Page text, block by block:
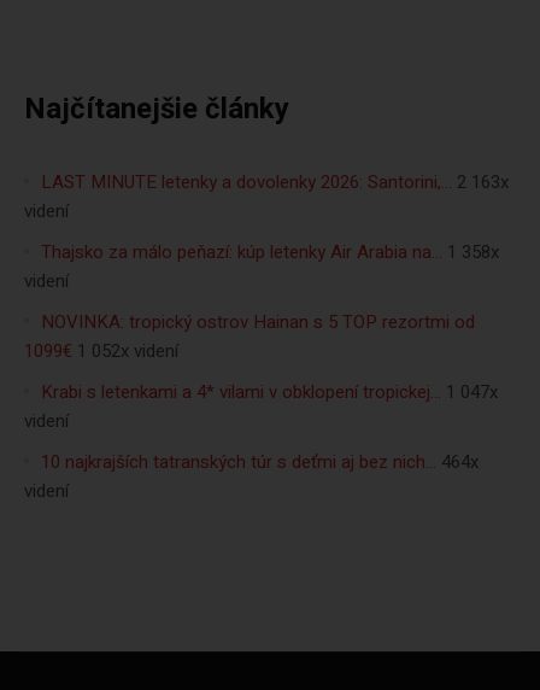
Najčítanejšie články
LAST MINUTE letenky a dovolenky 2026: Santorini,… 2 163x
videní
Thajsko za málo peňazí: kúp letenky Air Arabia na… 1 358x
videní
NOVINKA: tropický ostrov Hainan s 5 TOP rezortmi od
1099€ 1 052x videní
Krabi s letenkami a 4* vilami v obklopení tropickej… 1 047x
videní
10 najkrajších tatranských túr s deťmi aj bez nich… 464x
videní